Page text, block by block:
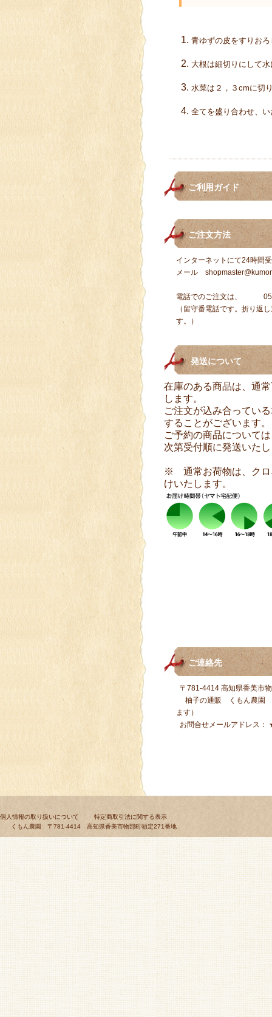
青ゆずの皮をすりお
大根は細切りにして
水菜は２，３cmに切
全てを盛り合わせ、
ご利用ガイド
ご注文方法
インターネットにて24時間
メール
電話でのご注文は、
（留守番電話です。折り返
す。）
発送について
在庫のある商品は、通
します。
ご注文が込み合ってい
することがございます。
ご予約の商品について
次第受付順に発送いた
※ 通常お荷物は、クロ
けいたします。
ご連絡先
〒781-4414 高知県香美市
柚子の通販 くもん農園
ます）
お問合せメールアドレス：
個人情報の取り扱いについて
特定商取引法に関する表示
くもん農園 〒781-4414 高知県香美市物部町頓定271番地